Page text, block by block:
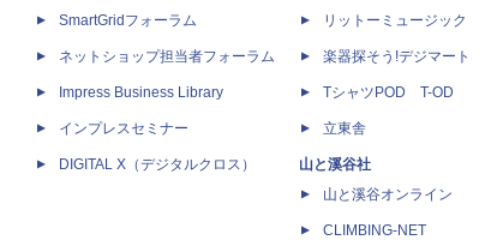
SmartGridフォーラム
ネットショップ担当者フォーラム
Impress Business Library
インプレスセミナー
DIGITAL X（デジタルクロス）
リットーミュージック
楽器探そう!デジマート
TシャツPOD T-OD
立東舎
山と溪谷社
山と溪谷オンライン
CLIMBING-NET